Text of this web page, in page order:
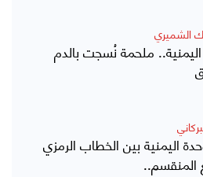
الشميري
اليمنية.. ملحمة نُسجت بالدم
اليمنية بين الخطاب الرمزي
المنقسم..